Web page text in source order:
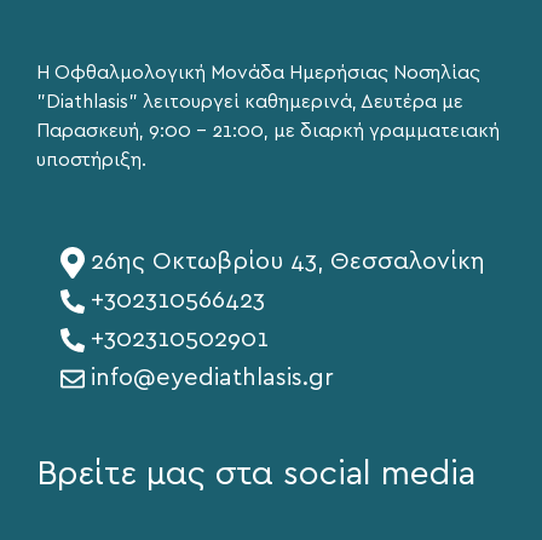
Η Οφθαλμολογική Μονάδα Ημερήσιας Νοσηλίας
"Diathlasis" λειτουργεί καθημερινά, Δευτέρα με
Παρασκευή, 9:00 – 21:00, με διαρκή γραμματειακή
υποστήριξη.
26ης Οκτωβρίου 43, Θεσσαλονίκη
+302310566423
+302310502901
info@eyediathlasis.gr
Βρείτε μας στα social media